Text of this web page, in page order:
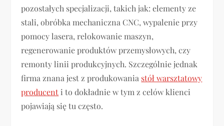
pozostałych specjalizacji, takich jak: elementy ze
stali, obróbka mechaniczna CNC, wypalenie przy
pomocy lasera, relokowanie maszyn,
regenerowanie produktów przemysłowych, czy
remonty linii produkcyjnych. Szczególnie jednak
firma znana jest z produkowania stół warsztatowy
producent i to dokładnie w tym z celów klienci
pojawiają się tu często.